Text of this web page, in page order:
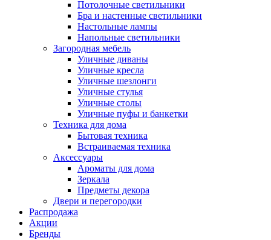
Потолочные светильники
Бра и настенные светильники
Настольные лампы
Напольные светильники
Загородная мебель
Уличные диваны
Уличные кресла
Уличные шезлонги
Уличные стулья
Уличные столы
Уличные пуфы и банкетки
Техника для дома
Бытовая техника
Встраиваемая техника
Аксессуары
Ароматы для дома
Зеркала
Предметы декора
Двери и перегородки
Распродажа
Акции
Бренды